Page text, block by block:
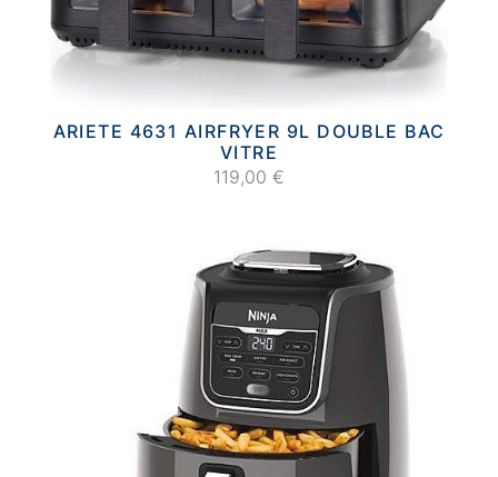
ARIETE 4631 AIRFRYER 9L DOUBLE BAC
VITRE
119,00 €